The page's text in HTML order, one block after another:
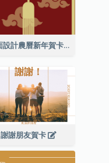
平面設計農曆新年賀卡與裝飾
謝謝朋友賀卡